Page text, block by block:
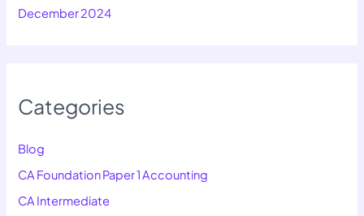
December 2024
Categories
Blog
CA Foundation Paper 1 Accounting
CA Intermediate